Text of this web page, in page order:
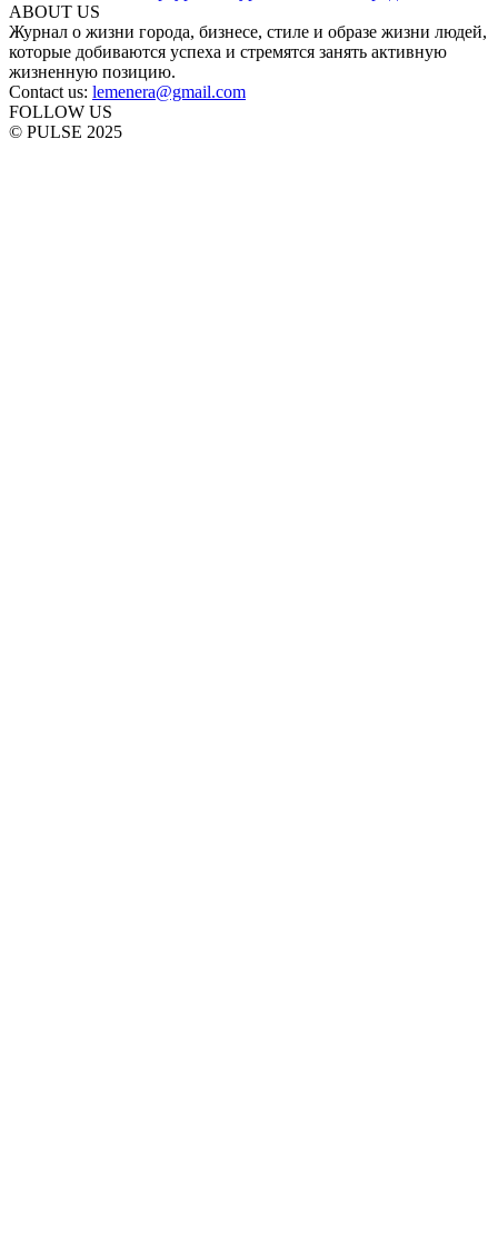
ABOUT US
Журнал о жизни города, бизнесе, стиле и образе жизни людей,
которые добиваются успеха и стремятся занять активную
жизненную позицию.
Contact us: lemenera@gmail.com
FOLLOW US
© PULSE 2025